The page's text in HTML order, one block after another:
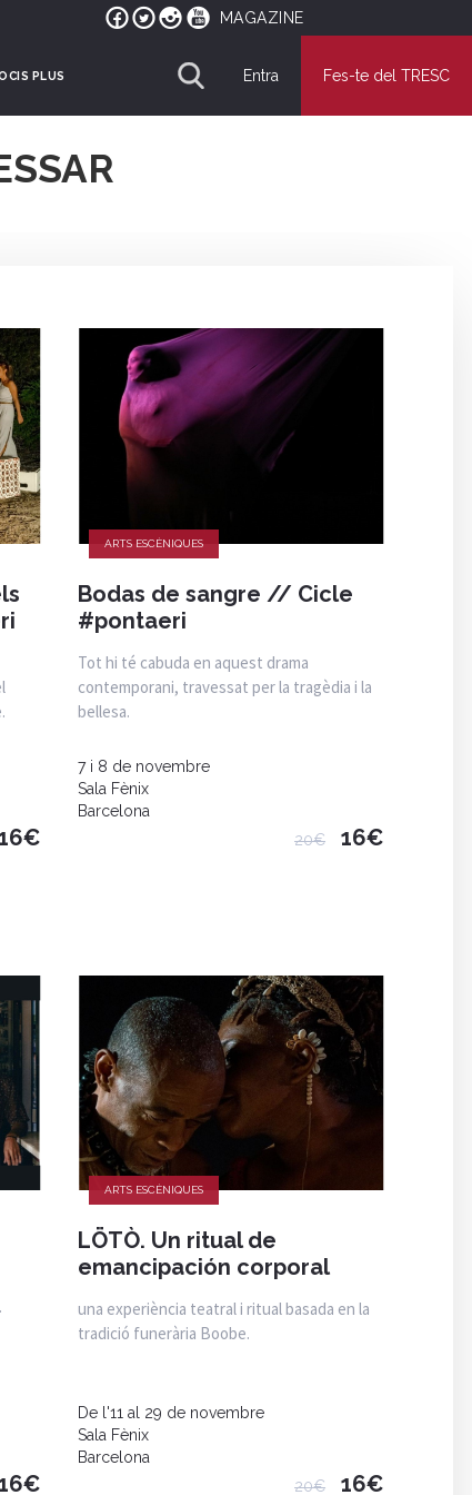
MAGAZINE
PLUS Entra Fes-te del TRESC
ARTS ESCÈNIQUES
Bodas de sangre // Cicle
#pontaeri
Tot hi té cabuda en aquest drama
contemporani, travessat per la tragèdia i la
bellesa.
7 i 8 de novembre
Sala Fènix
Barcelona
20€
16€
ARTS ESCÈNIQUES
LÖTÒ. Un ritual de
emancipación corporal
una experiència teatral i ritual basada en la
tradició funerària Boobe.
De l'11 al 29 de novembre
Sala Fènix
Barcelona
20€
16€